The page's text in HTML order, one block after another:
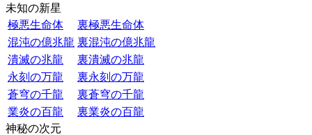
未知の新星
極悪生命体
裏極悪生命体
混沌の億兆龍 裏混沌の億兆龍
潰滅の兆龍
裏潰滅の兆龍
永刻の万龍
裏永刻の万龍
蒼穹の千龍
裏蒼穹の千龍
業炎の百龍
裏業炎の百龍
神秘の次元